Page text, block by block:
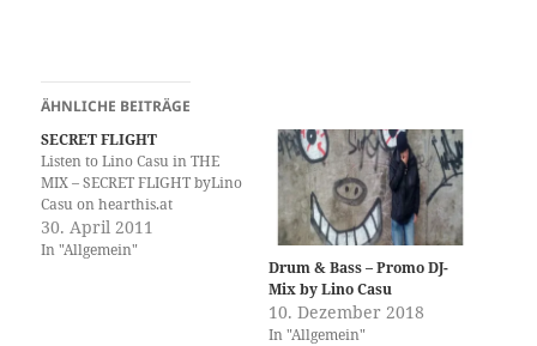
ÄHNLICHE BEITRÄGE
SECRET FLIGHT
Listen to Lino Casu in THE
MIX – SECRET FLIGHT byLino
Casu on hearthis.at
30. April 2011
In "Allgemein"
Drum & Bass – Promo DJ-
Mix by Lino Casu
10. Dezember 2018
In "Allgemein"